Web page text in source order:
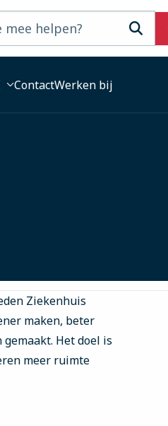
ContactWerken bij
Ziekenhuis
maken, beter
Het doel is
meer ruimte